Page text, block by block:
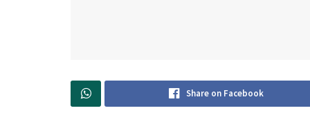
Share on Facebook